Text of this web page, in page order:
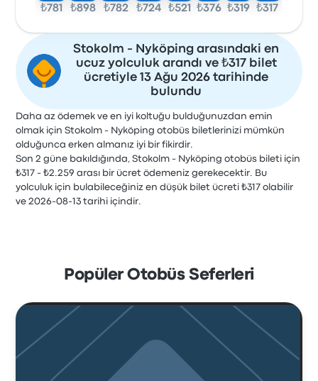
₺781 ₺898 ₺782 ₺724 ₺521 ₺376 ₺319 ₺317
Stokolm - Nyköping arasındaki en
ucuz yolculuk arandı ve ₺317 bilet
ücretiyle 13 Ağu 2026 tarihinde
bulundu
Daha az ödemek ve en iyi koltuğu bulduğunuzdan emin
olmak için Stokolm - Nyköping otobüs biletlerinizi mümkün
olduğunca erken almanız iyi bir fikirdir.
Son 2 güne bakıldığında, Stokolm - Nyköping otobüs bileti için
₺317 - ₺2.259 arası bir ücret ödemeniz gerekecektir. Bu
yolculuk için bulabileceğiniz en düşük bilet ücreti ₺317 olabilir
ve 2026-08-13 tarihi içindir.
Popüler Otobüs Seferleri